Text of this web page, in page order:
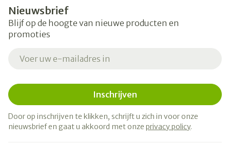
Nieuwsbrief
Blijf op de hoogte van nieuwe producten en
promoties
Inschrijven
Door op inschrijven te klikken, schrijft u zich in voor onze
nieuwsbrief en gaat u akkoord met onze privacy policy.